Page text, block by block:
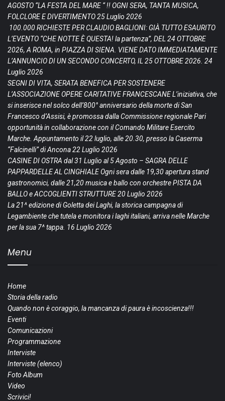
AGOSTO “LA FESTA DEL MARE “ !! OGNI SERA, TANTA MUSICA,
FOLCLORE E DIVERTIMENTO25 Luglio 2026
100.000 RICHIESTE PER CLAUDIO BAGLIONI: GIÀ TUTTO ESAURITO
L’EVENTO “CHE NOTTE È QUESTA! la partenza”, DEL 24 OTTOBRE
2026, A ROMA, in PIAZZA DI SIENA. VIENE DATO IMMEDIATAMENTE
L’ANNUNCIO DI UN SECONDO CONCERTO, IL 25 OTTOBRE 2026. 24
Luglio 2026
SEGNI DI VITA, SERATA BENEFICA PER SOSTENERE
L’ASSOCIAZIONE OPERE CARITATIVE FRANCESCANE L’iniziativa, che
si inserisce nel solco dell’800° anniversario della morte di San
Francesco d’Assisi, è promossa dalla Commissione regionale Pari
opportunità in collaborazione con il Comando Militare Esercito
Marche. Appuntamento il 22 luglio, alle 20.30, presso la Caserma
“Falcinelli” di Ancona22 Luglio 2026
CASINE DI OSTRA dal 31 Luglio al 5 Agosto – SAGRA DELLE
PAPPARDELLE AL CINGHIALE Ogni sera dalle 19,30 apertura stand
gastronomici, dalle 21,20 musica e ballo con orchestre PISTA DA
BALLO e ACCOGLIENTI STRUTTURE20 Luglio 2026
La 21^ edizione di Goletta dei Laghi, la storica campagna di
Legambiente che tutela e monitora i laghi italiani, arriva nelle Marche
per la sua 7^ tappa. 16 Luglio 2026
Menu
Home
Storia della radio
Quando non è coraggio, la mancanza di paura è incoscienza!!!
Eventi
Comunicazioni
Programmazione
Interviste
Interviste (elenco)
Foto Album
Video
Scrivici!